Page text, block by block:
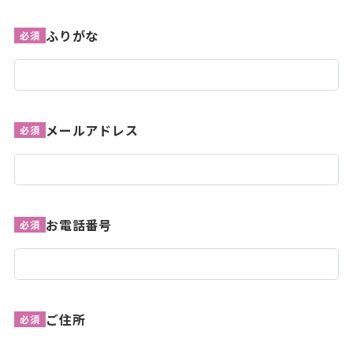
必須 ふりがな
必須 メールアドレス
必須 お電話番号
必須 ご住所